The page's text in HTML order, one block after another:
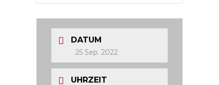
DATUM
25 Sep. 2022
UHRZEIT